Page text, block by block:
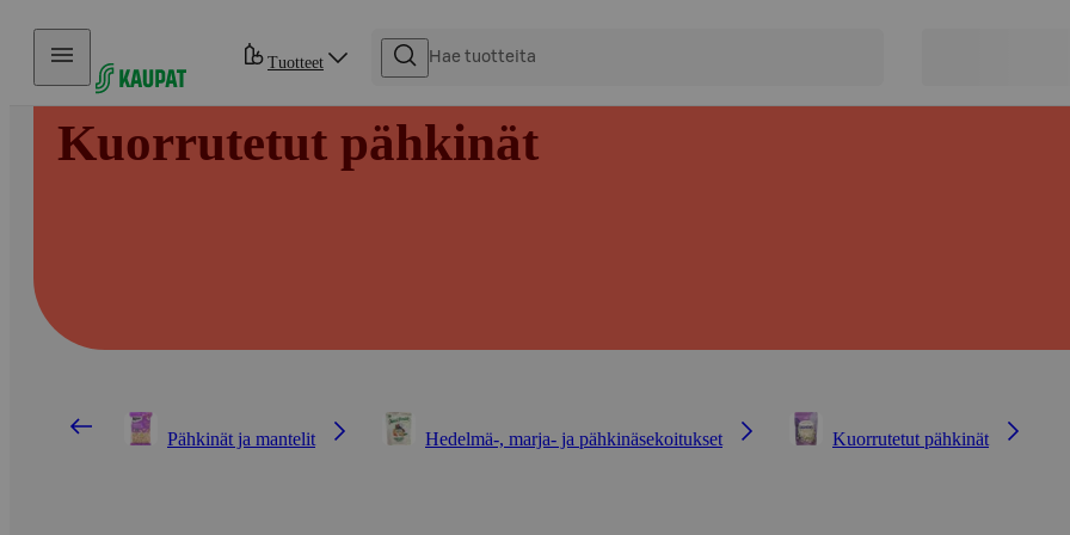
Hyppää sisältöön
Tuotteet
Kuorrutetut pähkinät
Pähkinät ja mantelit Hedelmä-, marja- ja pähkinäsekoitukset Kuorrutetut pähkinät